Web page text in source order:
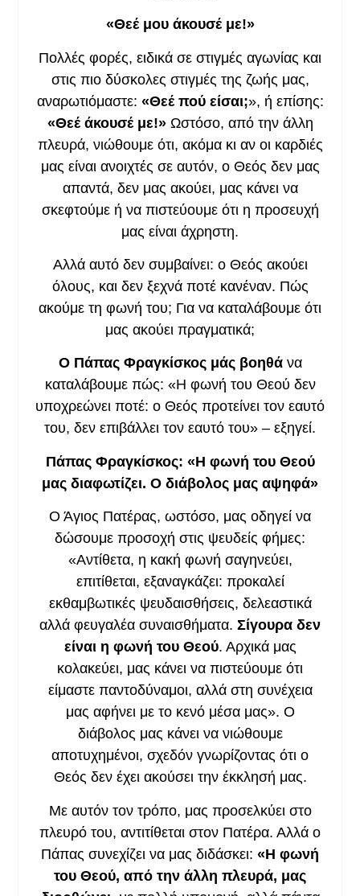
«Θεέ μου άκουσέ με!»
Πολλές φορές, ειδικά σε στιγμές αγωνίας και
στις πιο δύσκολες στιγμές της ζωής μας,
αναρωτιόμαστε: «Θεέ πού είσαι;», ή επίσης:
«Θεέ άκουσέ με!»Ωστόσο, από την άλλη
πλευρά, νιώθουμε ότι, ακόμα κι αν οι καρδιές
μας είναι ανοιχτές σε αυτόν, ο Θεός δεν μας
απαντά, δεν μας ακούει, μας κάνει να
σκεφτούμε ή να πιστεύουμε ότι η προσευχή
μας είναι άχρηστη.
Αλλά αυτό δεν συμβαίνει: ο Θεός ακούει
όλους, και δεν ξεχνά ποτέ κανέναν. Πώς
ακούμε τη φωνή του; Για να καταλάβουμε ότι
μας ακούει πραγματικά;
Ο Πάπας Φραγκίσκος μάς βοηθάνα
καταλάβουμε πώς: «Η φωνή του Θεού δεν
υποχρεώνει ποτέ: ο Θεός προτείνει τον εαυτό
του, δεν επιβάλλει τον εαυτό του» – εξηγεί.
Πάπας Φραγκίσκος: «Η φωνή του Θεού
μας διαφωτίζει. Ο διάβολος μας αψηφά»
Ο Άγιος Πατέρας, ωστόσο, μας οδηγεί να
δώσουμε προσοχή στις ψευδείς φήμες:
«Αντίθετα, η κακή φωνή σαγηνεύει,
επιτίθεται, εξαναγκάζει: προκαλεί
εκθαμβωτικές ψευδαισθήσεις, δελεαστικά
αλλά φευγαλέα συναισθήματα. Σίγουρα δεν
είναι η φωνή του Θεού. Αρχικά μας
κολακεύει, μας κάνει να πιστεύουμε ότι
είμαστε παντοδύναμοι, αλλά στη συνέχεια
μας αφήνει με το κενό μέσα μας». Ο
διάβολος μας κάνει να νιώθουμε
αποτυχημένοι, σχεδόν γνωρίζοντας ότι ο
Θεός δεν έχει ακούσει την έκκλησή μας.
Με αυτόν τον τρόπο, μας προσελκύει στο
πλευρό του, αντιτίθεται στον Πατέρα. Αλλά ο
Πάπας συνεχίζει να μας διδάσκει: «Η φωνή
του Θεού, από την άλλη πλευρά, μας